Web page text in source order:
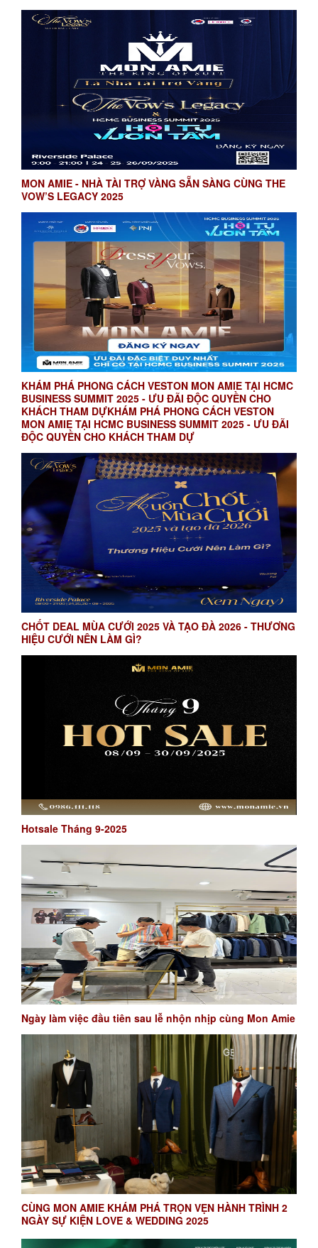
MON AMIE - NHÀ TÀI TRỢ VÀNG SẴN SÀNG CÙNG THE
VOW’S LEGACY 2025
KHÁM PHÁ PHONG CÁCH VESTON MON AMIE TẠI HCMC
BUSINESS SUMMIT 2025 - ƯU ĐÃI ĐỘC QUYỀN CHO
KHÁCH THAM DỰKHÁM PHÁ PHONG CÁCH VESTON
MON AMIE TẠI HCMC BUSINESS SUMMIT 2025 - ƯU ĐÃI
ĐỘC QUYỀN CHO KHÁCH THAM DỰ
CHỐT DEAL MÙA CƯỚI 2025 VÀ TẠO ĐÀ 2026 - THƯƠNG
HIỆU CƯỚI NÊN LÀM GÌ?
Hotsale Tháng 9-2025
Ngày làm việc đầu tiên sau lễ nhộn nhịp cùng Mon Amie
CÙNG MON AMIE KHÁM PHÁ TRỌN VẸN HÀNH TRÌNH 2
NGÀY SỰ KIỆN LOVE & WEDDING 2025